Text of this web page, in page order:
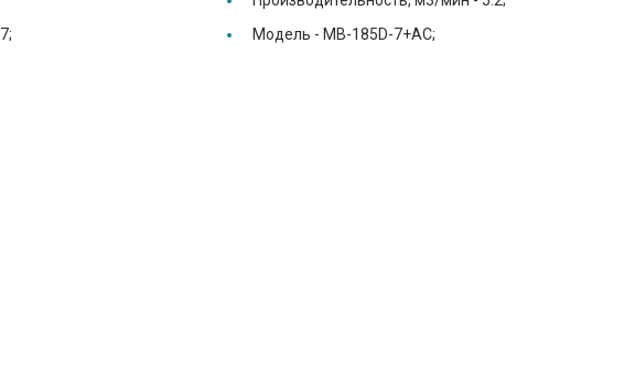
7; Модель - MB-185D-7+AC;